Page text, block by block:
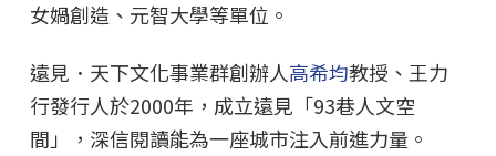
女媧創造、元智大學等單位。
遠見．天下文化事業群創辦人高希均教授、王力
行發行人於2000年，成立遠見「93巷人文空
間」，深信閱讀能為一座城市注入前進力量。